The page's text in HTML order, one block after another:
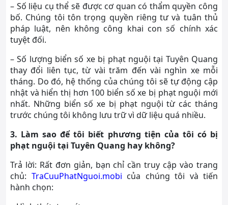
– Số liệu cụ thể sẽ được cơ quan có thẩm quyền công
bố. Chúng tôi tôn trọng quyền riêng tư và tuân thủ
pháp luật, nên không công khai con số chính xác
tuyệt đối.
– Số lượng biển số xe bị phạt nguội tại Tuyên Quang
thay đổi liên tục, từ vài trăm đến vài nghìn xe mỗi
tháng. Do đó, hệ thống của chúng tôi sẽ tự động cập
nhật và hiển thị hơn 100 biển số xe bị phạt nguội mới
nhất. Những biển số xe bị phạt nguội từ các tháng
trước chúng tôi không lưu trữ vì dữ liệu quá nhiều.
3. Làm sao để tôi biết phương tiện của tôi có bị
phạt nguội tại Tuyên Quang hay không?
Trả lời: Rất đơn giản, bạn chỉ cần truy cập vào trang
chủ: TraCuuPhatNguoi.mobi của chúng tôi và tiến
hành chọn: